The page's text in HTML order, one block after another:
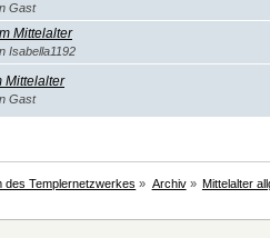
Gast
Mittelalter
Isabella1192
Mittelalter
Gast
des Templernetzwerkes » Archiv» Mittelalter